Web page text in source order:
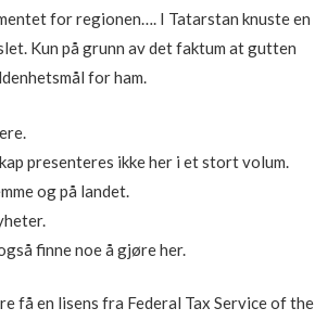
for regionen…. I Tatarstan knuste en
Kun på grunn av det faktum at gutten
for ham.
presenteres ikke her i et stort volum.
og på landet.
finne noe å gjøre her.
få en lisens fra Federal Tax Service of the